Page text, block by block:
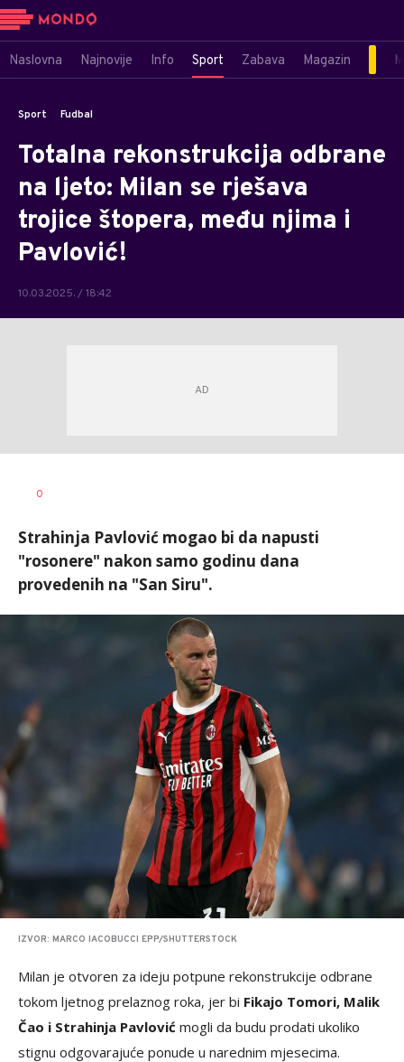
Naslovna Najnovije Info Sport Zabava Magazin
Sport Fudbal
Totalna rekonstrukcija odbrane
na ljeto: Milan se rješava
trojice štopera, među njima i
Pavlović!
10.03.2025. / 18:42
AUTOR
0
Strahinja Pavlović mogao bi da napusti
"rosonere" nakon samo godinu dana
provedenih na "San Siru".
IZVOR: MARCO IACOBUCCI EPP/SHUTTERSTOCK
Milan je otvoren za ideju potpune rekonstrukcije odbrane
tokom ljetnog prelaznog roka, jer bi Fikajo Tomori, Malik
Čao i Strahinja Pavlović mogli da budu prodati ukoliko
stignu odgovarajuće ponude u narednim mjesecima.